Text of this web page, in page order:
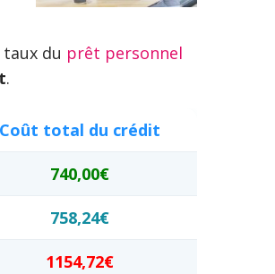
du prêt personnel
.
Coût total du crédit
740,00€
758,24€
1154,72€